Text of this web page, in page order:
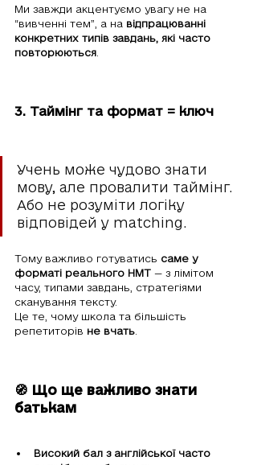
Ми завжди акцентуємо увагу не на
“вивченні тем”, а на відпрацюванні
конкретних типів завдань, які часто
повторюються
3. Таймінг та формат = ключ
Учень може чудово знати
мову, але провалити таймінг.
Або не розуміти логіку
відповідей у matching.
Тому важливо готуватись саме у
форматі реального НМТ — з лімітом
часу, типами завдань, стратегіями
сканування тексту.
Це те, чому школа та більшість
репетиторів не вчать
🧭 Що ще важливо знати
батькам
Високий бал з англійської часто